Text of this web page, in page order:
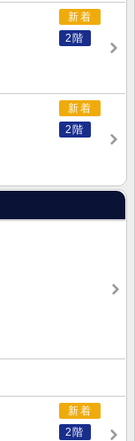
新着
2階
新着
2階
新着
2階